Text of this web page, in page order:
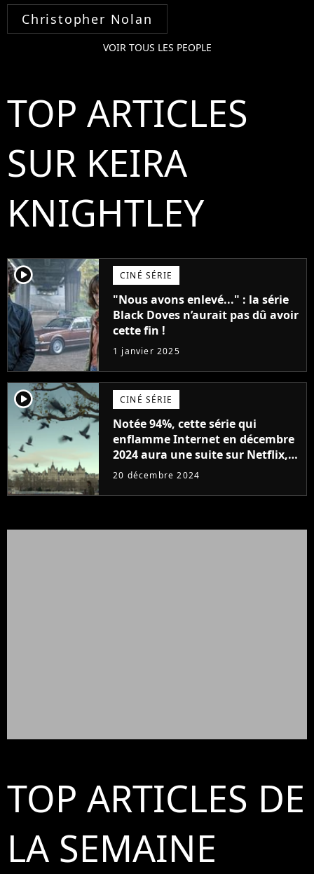
Christopher Nolan
VOIR TOUS LES PEOPLE
TOP ARTICLES
SUR KEIRA
KNIGHTLEY
player2 CINÉ SÉRIE
"Nous avons enlevé..." : la série
Black Doves n’aurait pas dû avoir
cette fin !
1 janvier 2025
player2 CINÉ SÉRIE
Notée 94%, cette série qui
enflamme Internet en décembre
2024 aura une suite sur Netflix,
les fans sont déjà heureux, "Les
saison 1"
20 décembre 2024
TOP ARTICLES DE
LA SEMAINE